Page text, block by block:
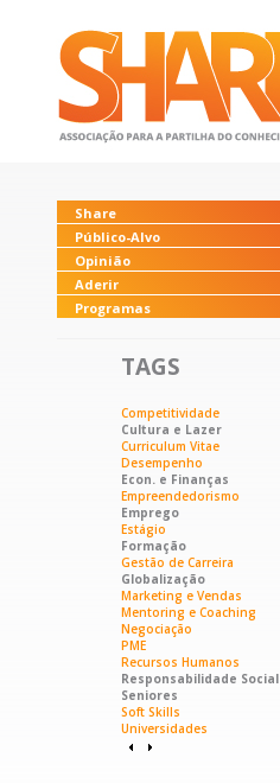
Share
Público-Alvo
Opinião
Aderir
Programas
TAGS
Competitividade
Cultura e Lazer
Curriculum Vitae
Desempenho
Econ. e Finanças
Empreendedorismo
Emprego
Estágio
Formação
Gestão de Carreira
Globalização
Marketing e Vendas
Mentoring e Coaching
Negociação
PME
Recursos Humanos
Responsabilidade Social
Seniores
Soft Skills
Universidades